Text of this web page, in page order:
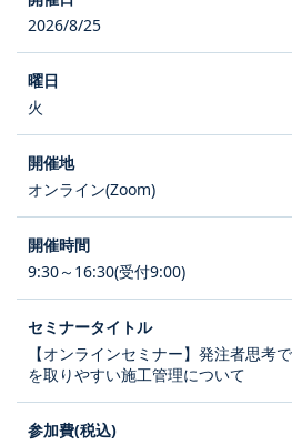
2026/8/25
火
オンライン(Zoom)
9:30～16:30(受付9:00)
【オンラインセミナー】発注者思考
を取りやすい施工管理について